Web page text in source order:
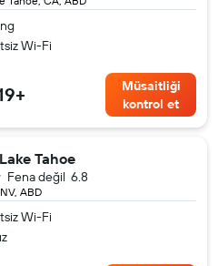
Wi-Fi
Müsaitliği
kontrol et
Tahoe
ABD
6.8
Fena değil
Wi-Fi